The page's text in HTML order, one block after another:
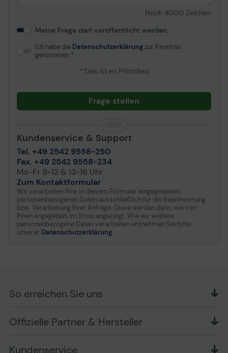
Noch 4000 Zeichen
Meine Frage darf veröffentlicht werden.
Ich habe die Datenschutzerklärungzur Kenntnis
genommen.
* Dies ist ein Pflichtfeld
Frage stellen
Kundenservice & Support
Tel. +49 2542 9558-250
Fax. +49 2542 9558-234
Mo-Fr 9-12 & 13-16 Uhr
Zum Kontaktformular
Wir verarbeiten Ihre, in diesem Formular eingegebenen,
personenbezogenen Daten ausschließlich für die Beantwortung
bzw. Verarbeitung Ihrer Anfrage. Diese werden dann, wie von
Ihnen angegeben, im Shop angezeigt. Wie wir weitere
personenbezogene Daten verarbeiten entnehmen Sie bitte
unserer Datenschutzerklärung.
Offizielle Partner & Hersteller
Kundenservice
So erreichen Sie uns
Schlesierring 35
Telefon: +49 (0) 2542 / 9558250